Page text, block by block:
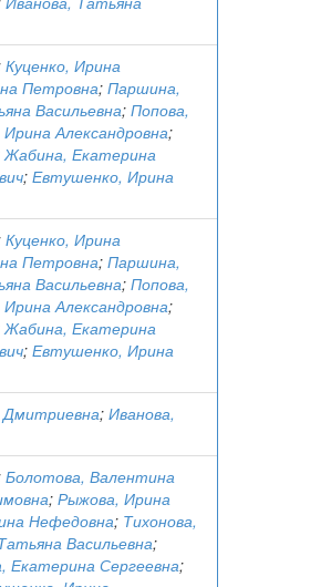
Куценко, Ирина
Петровна; Паршина,
Васильевна; Попова,
Александровна;
Жабина, Екатерина
; Евтушенко, Ирина
Куценко, Ирина
Петровна; Паршина,
Васильевна; Попова,
Александровна;
Жабина, Екатерина
; Евтушенко, Ирина
; Иванова,
Болотова, Валентина
; Рыжова, Ирина
Нефедовна; Тихонова,
Васильевна;
Екатерина Сергеевна;